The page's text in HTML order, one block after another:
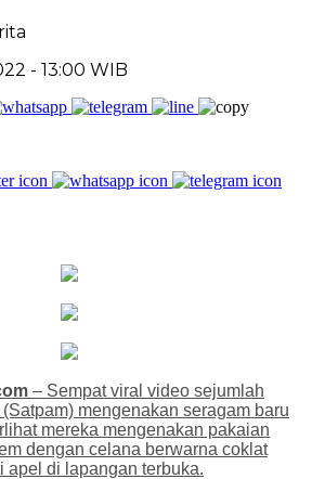
- 13:00 WIB
– Sempat viral video sejumlah
mengenakan seragam baru
mereka mengenakan pakaian
dengan celana berwarna coklat
apel di lapangan terbuka.